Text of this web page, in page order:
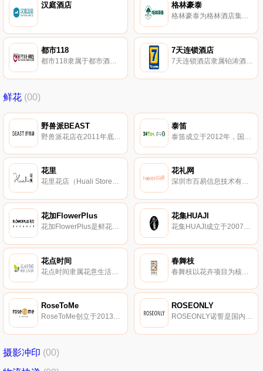
汉庭酒店 格林豪泰
格林豪泰为​格林酒店集团旗下经典商务酒店，配备有餐厅、会议室、商务中心、健身房等。格林豪泰在美国、日本、韩国、东南亚等国家和地区均有布局。
都市118
都市118隶属于都市酒店集团旗下，较早提出轻商务酒店概念。都市118面向大众消费商旅人士，打造崭新智能互动空间，提供人性化、多维度、智能化的互联体验。
7天连锁酒店
7天连锁酒店隶属铂涛酒店集团，酒店集团十大品牌，知名的商务、都市时尚经济型连锁酒店。7天是覆盖全国的经济型连锁酒店，专注于对旅居空间年轻属性的创新和开发，中国酒店业科技及创新模式的领先企业。
鲜花 (00)
野兽派BEAST
野兽派花店在2011年底诞生于微博，从传奇花店迅速成长为以花艺、家居、艺术品、个性配饰为主的全渠道艺术生活品牌。野兽派花店在国内设有多家实体花店。
泰笛
花里
花里花店（Huali Store），成立于2012年，是高端在线花艺品牌。花里花店主营鲜花花盒，永生花花盒，鲜花定制和鲜花订阅服务，向全国发售精品花盒及花束。
花礼网
深圳市百易信息技术有限公司，花礼网，互联网电子商务鲜花礼品行业知名品牌，鲜花电商领先者，国内较具影响力的鲜花礼品网站
花加FlowerPlus
花加FlowerPlus是鲜花订阅领域先行者，开创日常鲜花订阅模式。花加向客户传递一周一花，订阅美好的理念，主打单品鲜花包月和混合花束包月等品类。
花集HUAJI
花集HUAJI成立于2007年，国内专门的花卉行业的电子商务门户网站，知名花卉行业垂直服务商。花集汇集了全国数万家花商资源，整合了全国各地的鲜花信息以及鲜花配送商信息，通过及订单担保服务给全球花店和零售客户的交易行为提供服务。
花点时间
花点时间隶属花意生活（北京）电子商务有限公司，国内知名电商鲜花品牌。花点时间定位于无用生活美学幸福电商平台，主打一周一花的鲜花电商。
春舞枝
RoseToMe
RoseToMe创立于2013年，主打进口玫瑰的鲜花电商品牌。RoseToMe主营不同系列的鲜花和永生花，以专注产品与服务著称。
ROSEONLY
ROSEONLY诺誓是国内高品质的玫瑰与珠宝品牌，专注于打造爱情信物，并开创了玫瑰礼盒的时尚潮流。诺誓以“一生只爱一人”为理念，打造鲜花玫瑰、永生玫瑰、玫瑰珠宝、玫瑰家居四大主线系列。
摄影冲印 (00)